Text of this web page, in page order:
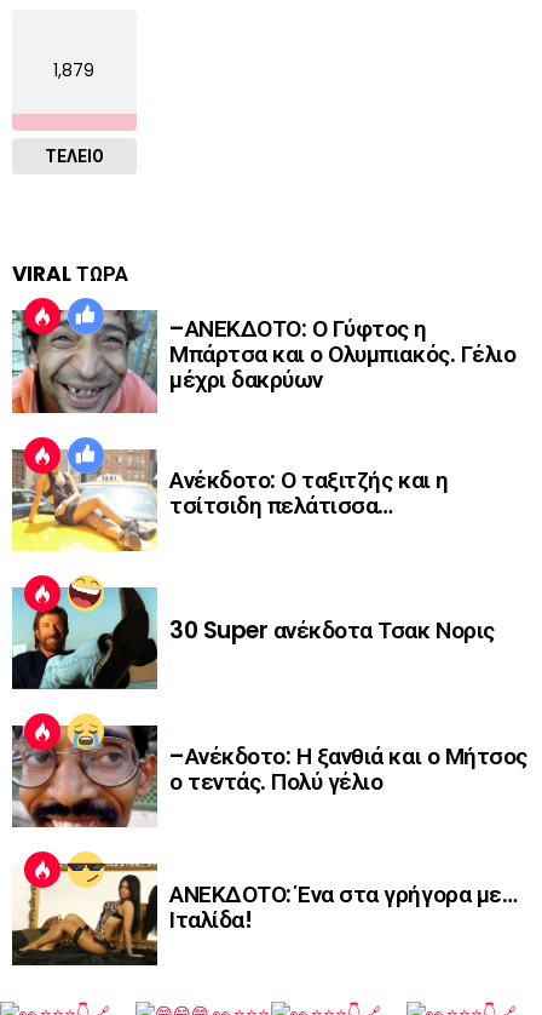
1,879
ΤΕΛΕΙΟ
VIRAL ΤΩΡΑ
–ΑΝΕΚΔΟΤΟ: Ο Γύφτος η
Μπάρτσα και ο Ολυμπιακός. Γέλιο
μέχρι δακρύων
Ανέκδοτο: Ο ταξιτζής και η
τσίτσιδη πελάτισσα…
30 Super ανέκδοτα Τσακ Νορις
–Ανέκδοτο: Η ξανθιά και ο Μήτσος
ο τεντάς. Πολύ γέλιο
ΑΝΕΚΔΟΤΟ: Ένα στα γρήγορα με…
Ιταλίδα!